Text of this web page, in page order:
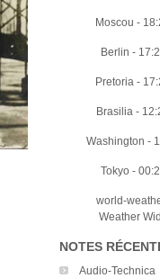
Moscou -
Berlin -
Pretoria -
Brasilia -
Washington -
Tokyo -
world-
Weather
NOTES
Audio‑Technica